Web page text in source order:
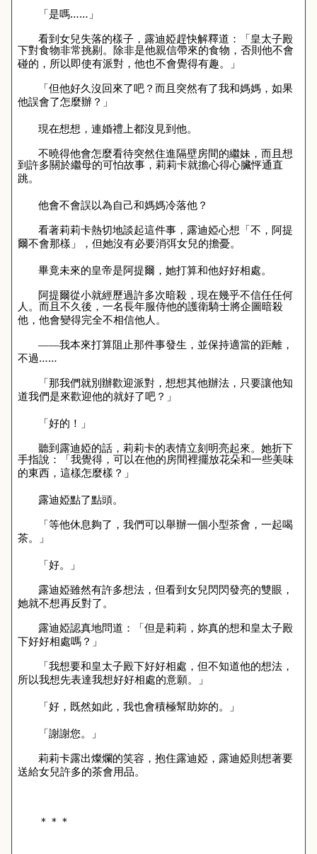
「是嗎……」
看到女兒失落的樣子，露迪婭趕快解釋道：「皇太子殿
下對食物非常挑剔。除非是他親信帶來的食物，否則他不會
碰的，所以即使有派對，他也不會覺得有趣。」
「但他好久沒回來了吧？而且突然有了我和媽媽，如果
他誤會了怎麼辦？」
現在想想，連婚禮上都沒見到他。
不曉得他會怎麼看待突然住進隔壁房間的繼妹，而且想
到許多關於繼母的可怕故事，莉莉卡就擔心得心臟怦通直
跳。
他會不會誤以為自己和媽媽冷落他？
看著莉莉卡熱切地談起這件事，露迪婭心想「不，阿提
爾不會那樣」，但她沒有必要消弭女兒的擔憂。
畢竟未來的皇帝是阿提爾，她打算和他好好相處。
阿提爾從小就經歷過許多次暗殺，現在幾乎不信任任何
人。而且不久後，一名長年服侍他的護衛騎士將企圖暗殺
他，他會變得完全不相信他人。
——我本來打算阻止那件事發生，並保持適當的距離，
不過……
「那我們就別辦歡迎派對，想想其他辦法，只要讓他知
道我們是來歡迎他的就好了吧？」
「好的！」
聽到露迪婭的話，莉莉卡的表情立刻明亮起來。她折下
手指說：「我覺得，可以在他的房間裡擺放花朵和一些美味
的東西，這樣怎麼樣？」
露迪婭點了點頭。
「等他休息夠了，我們可以舉辦一個小型茶會，一起喝
茶。」
「好。」
露迪婭雖然有許多想法，但看到女兒閃閃發亮的雙眼，
她就不想再反對了。
露迪婭認真地問道：「但是莉莉，妳真的想和皇太子殿
下好好相處嗎？」
「我想要和皇太子殿下好好相處，但不知道他的想法，
所以我想先表達我想好好相處的意願。」
「好，既然如此，我也會積極幫助妳的。」
「謝謝您。」
莉莉卡露出燦爛的笑容，抱住露迪婭，露迪婭則想著要
送給女兒許多的茶會用品。
＊＊＊